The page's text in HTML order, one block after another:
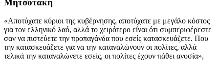
Μητσοτάκη
«Αποτύχατε κύριοι της κυβέρνησης, αποτύχατε με μεγάλο κόστος
για τον ελληνικό λαό, αλλά το χειρότερο είναι ότι συμπεριφέρεστε
σαν να πιστεύετε την προπαγάνδα που εσείς κατασκευάζετε. Που
την κατασκευάζετε για να την καταναλώνουν οι πολίτες, αλλά
τελικά την καταναλώνετε εσείς, οι πολίτες έχουν πάθει ανοσία»,